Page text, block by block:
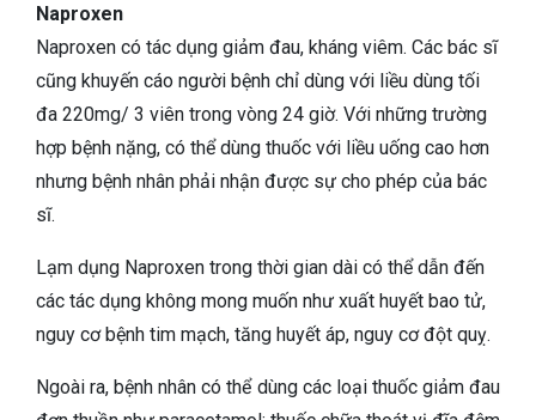
Naproxen
Naproxen có tác dụng giảm đau, kháng viêm. Các bác sĩ
cũng khuyến cáo người bệnh chỉ dùng với liều dùng tối
đa 220mg/ 3 viên trong vòng 24 giờ. Với những trường
hợp bệnh nặng, có thể dùng thuốc với liều uống cao hơn
nhưng bệnh nhân phải nhận được sự cho phép của bác
sĩ.
Lạm dụng Naproxen trong thời gian dài có thể dẫn đến
các tác dụng không mong muốn như xuất huyết bao tử,
nguy cơ bệnh tim mạch, tăng huyết áp, nguy cơ đột quỵ.
Ngoài ra, bệnh nhân có thể dùng các loại thuốc giảm đau